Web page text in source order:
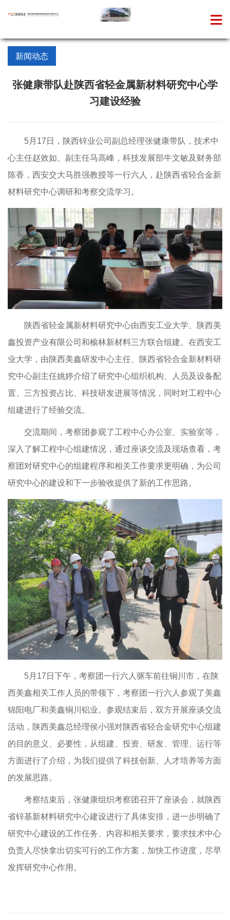
新闻动态
张健康带队赴陕西省轻金属新材料研究中心学
习建设经验
5月 17 日，陕西锌业公司副总经理张健康带队，技术中
心主任赵效如、副主任马高峰，科技发展部牛文敏及财务部
陈香，西安交大马胜强教授等一行六人，赴陕西省轻合金新
材料研究中心调研和考察交流学习。
陕西省轻金属新材料研究中心由西安工业大学、陕西美
鑫投资产业有限公司和榆林新材料三方联合组建。在西安工
业大学，由陕西美鑫研发中心主任、陕西省轻合金新材料研
究中心副主任姚婷介绍了研究中心组织机构、人员及设备配
置、三方投资占比、科技研发进展等情况，同时对工程中心
组建进行了经验交流。
交流期间，考察团参观了工程中心办公室、实验室等，
深入了解工程中心组建情况，通过座谈交流及现场查看，考
察团对研究中心的组建程序和相关工作要求更明确，为公司
研究中心的建设和下一步验收提供了新的工作思路。
5月 17 日下午，考察团一行六人驱车前往铜川市，在陕
西美鑫相关工作人员的带领下，考察团一行六人参观了美鑫
锦阳电厂和美鑫铜川铝业。参观结束后，双方开展座谈交流
活动，陕西美鑫总经理侯小强对陕西省轻合金研究中心组建
的目的意义、必要性，从组建、投资、研发、管理、运行等
方面进行了介绍，为我们提供了科技创新、人才培养等方面
的发展思路。
考察结束后，张健康组织考察团召开了座谈会，就陕西
省锌基新材料研究中心建设进行了具体安排，进一步明确了
研究中心建设的工作任务、内容和相关要求，要求技术中心
负责人尽快拿出切实可行的工作方案，加快工作进度，尽早
发挥研究中心作用。